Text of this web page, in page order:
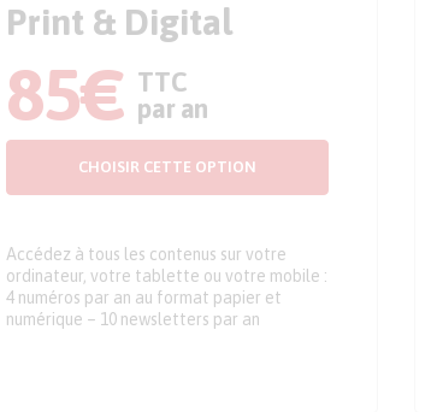
Print & Digital
85€ TTC
par an
CHOISIR CETTE OPTION
Accédez à tous les contenus sur votre
ordinateur, votre tablette ou votre mobile :
4 numéros par an au format papier et
numérique – 10 newsletters par an